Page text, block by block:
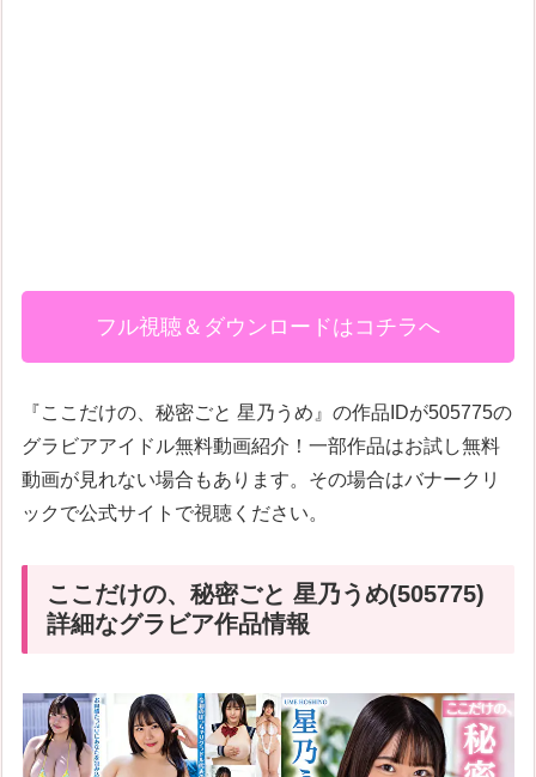
フル視聴＆ダウンロードはコチラへ
『ここだけの、秘密ごと 星乃うめ』の作品IDが505775の
グラビアアイドル無料動画紹介！一部作品はお試し無料
動画が見れない場合もあります。その場合はバナークリ
ックで公式サイトで視聴ください。
ここだけの、秘密ごと 星乃うめ(505775)
詳細なグラビア作品情報